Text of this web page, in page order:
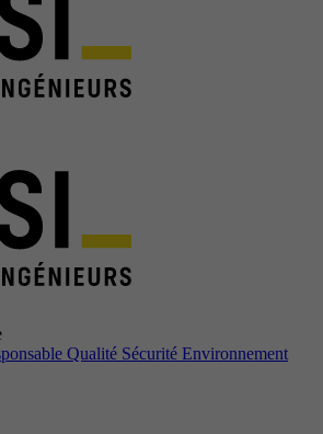
Qualité Sécurité Environnement